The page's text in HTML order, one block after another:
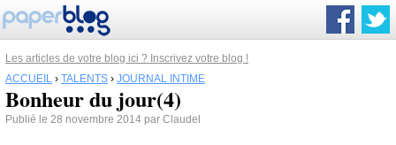
Les articles de votre blog ici ? Inscrivez votre blog !
ACCUEIL › TALENTS › JOURNAL INTIME
Bonheur du jour(4)
Publié le 28 novembre 2014 par Claudel